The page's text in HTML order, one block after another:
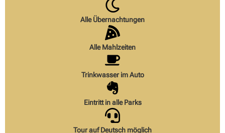
Alle Übernachtungen
Alle Mahlzeiten
Trinkwasser im Auto
Eintritt in alle Parks
Tour auf Deutsch möglich